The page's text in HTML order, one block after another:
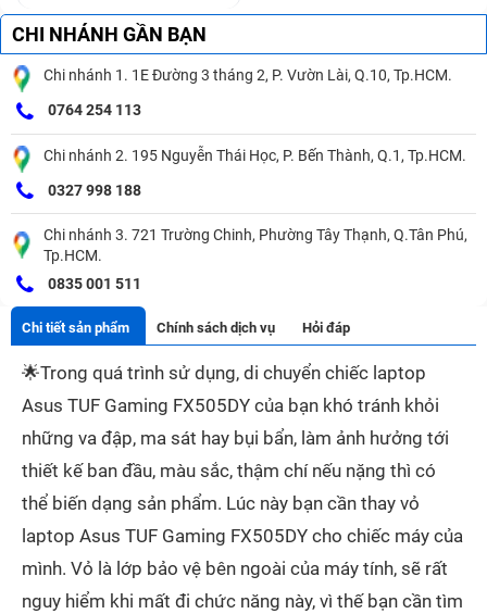
CHI NHÁNH GẦN BẠN
Chi nhánh 1. 1E Đường 3 tháng 2, P. Vườn Lài, Q.10, Tp.HCM.
0764 254 113
Chi nhánh 2. 195 Nguyễn Thái Học, P. Bến Thành, Q.1, Tp.HCM.
0327 998 188
Chi nhánh 3. 721 Trường Chinh, Phường Tây Thạnh, Q.Tân Phú,
Tp.HCM.
0835 001 511
Chi tiết sản phẩm Chính sách dịch vụ Hỏi đáp
🌟Trong quá trình sử dụng, di chuyển chiếc laptop
Asus TUF Gaming FX505DY của bạn khó tránh khỏi
những va đập, ma sát hay bụi bẩn, làm ảnh hưởng tới
thiết kế ban đầu, màu sắc, thậm chí nếu nặng thì có
thể biến dạng sản phẩm. Lúc này bạn cần thay vỏ
laptop Asus TUF Gaming FX505DY cho chiếc máy của
mình. Vỏ là lớp bảo vệ bên ngoài của máy tính, sẽ rất
nguy hiểm khi mất đi chức năng này, vì thế bạn cần tìm